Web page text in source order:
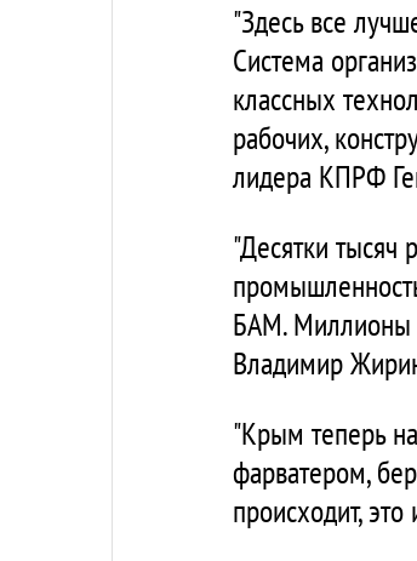
"Здесь все
Система
классных
рабочих,
лидера КПРФ
"Десятки тысяч
БАМ. Миллионы
Владимир
"Крым теперь
фарватером,
происходит,